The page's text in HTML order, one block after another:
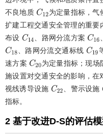
不良地质 C12为定量指标，气
扩建工程交通安全管理的重
布设 C14、路网分流方案 C16
C18、路网分流交通标线 C19
速方案 C20为定量指标；现场
施设置对交通安全的影响，
视线诱导设施 C22、警示设施
指标。
2 基于改进D-S的评估